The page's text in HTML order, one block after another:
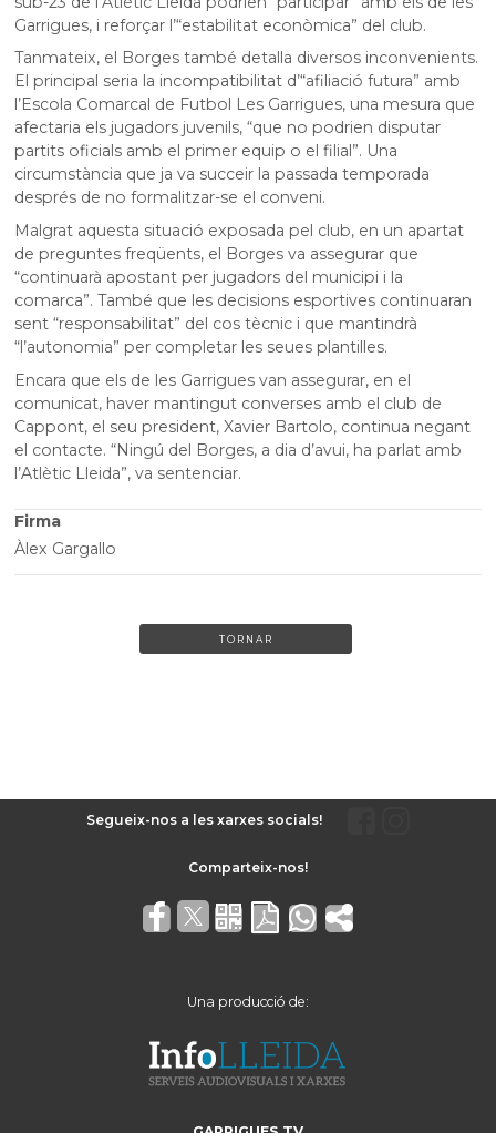
Garrigues, i reforçar l’“estabilitat econòmica” del club.
Tanmateix, el Borges també detalla diversos inconvenients.
El principal seria la incompatibilitat d’“afiliació futura” amb
l’Escola Comarcal de Futbol Les Garrigues, una mesura que
afectaria els jugadors juvenils, “que no podrien disputar
partits oficials amb el primer equip o el filial”. Una
circumstància que ja va succeir la passada temporada
després de no formalitzar-se el conveni.
Malgrat aquesta situació exposada pel club, en un apartat
de preguntes freqüents, el Borges va assegurar que
“continuarà apostant per jugadors del municipi i la
comarca”. També que les decisions esportives continuaran
sent “responsabilitat” del cos tècnic i que mantindrà
“l’autonomia” per completar les seues plantilles.
Encara que els de les Garrigues van assegurar, en el
comunicat, haver mantingut converses amb el club de
Cappont, el seu president, Xavier Bartolo, continua negant
el contacte. “Ningú del Borges, a dia d’avui, ha parlat amb
l’Atlètic Lleida”, va sentenciar.
Firma
Àlex Gargallo
TORNAR
Segueix-nos a les xarxes socials!
Una producció de: